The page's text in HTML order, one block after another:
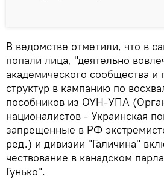
В ведомстве отметили, что в
попали лица, "деятельно
академического сообщества и
структур в кампанию по
пособников из ОУН-УПА
националистов - Украинская
запрещенные в РФ
ред.) и дивизии "Галичина"
чествование в канадском
Гунько".